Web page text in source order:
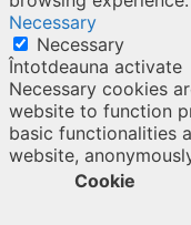
Necessary
Necessary
Întotdeauna activate
Necessary cookies
website to function
basic functionalities
website,
Cookie